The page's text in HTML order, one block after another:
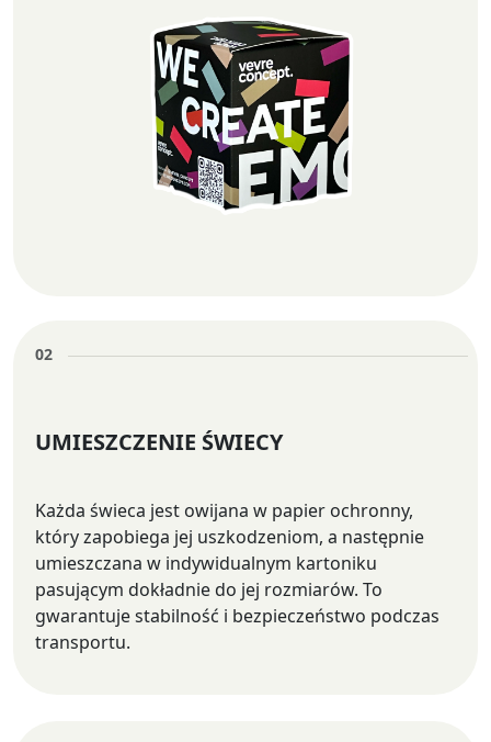
02
UMIESZCZENIE ŚWIECY
Każda świeca jest owijana w papier ochronny,
który zapobiega jej uszkodzeniom, a następnie
umieszczana w indywidualnym kartoniku
pasującym dokładnie do jej rozmiarów. To
gwarantuje stabilność i bezpieczeństwo podczas
transportu.